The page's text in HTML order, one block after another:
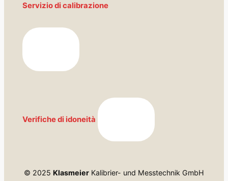
Servizio di calibrazione
Verifiche di idoneità
© 2025 Klasmeier Kalibrier- und Messtechnik GmbH